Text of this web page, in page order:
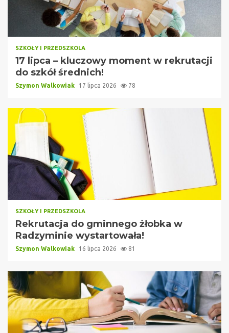
SZKOŁY I PRZEDSZKOLA
17 lipca – kluczowy moment w rekrutacji
do szkół średnich!
Szymon Walkowiak 17 lipca 2026 78
SZKOŁY I PRZEDSZKOLA
Rekrutacja do gminnego żłobka w
Radzyminie wystartowała!
Szymon Walkowiak 16 lipca 2026 81